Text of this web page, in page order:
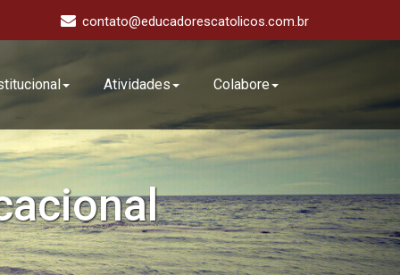
contato@educadorescatolicos.com.br
Atividades Colabore